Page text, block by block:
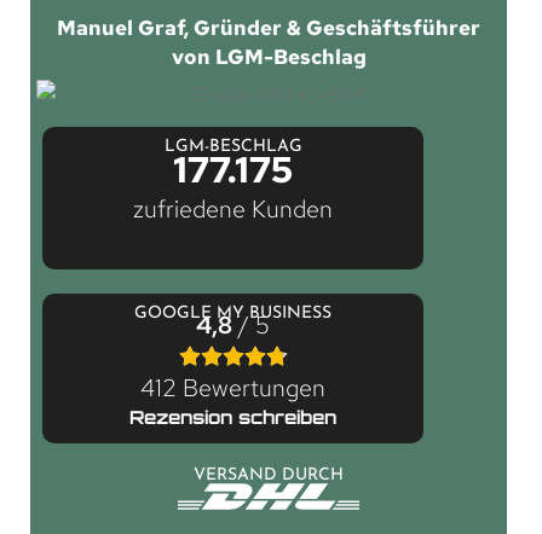
Manuel Graf, Gründer & Geschäftsführer
von LGM-Beschlag
LGM-BESCHLAG
177.175
zufriedene Kunden
GOOGLE MY BUSINESS
4,8/ 5
412 Bewertungen
Rezension schreiben
VERSAND DURCH